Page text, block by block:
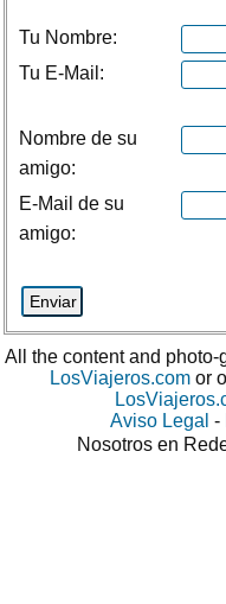
Tu Nombre:
Tu E-Mail:
Nombre de su
amigo:
E-Mail de su
amigo:
All the content and
LosViajeros.com or
Aviso Legal -
Nosotros en